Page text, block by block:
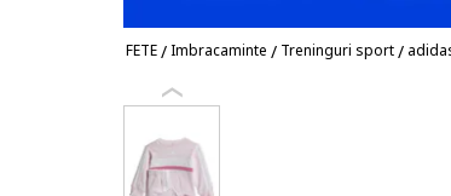
FETE/Imbracaminte / Treninguri sport/